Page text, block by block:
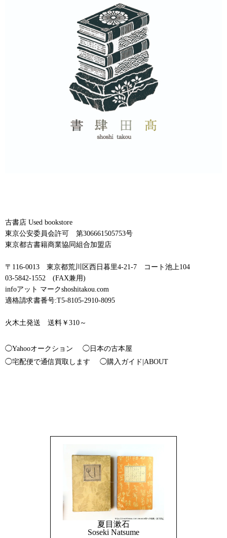
古書店 Used bookstore
東京公安委員会許可 第306661505753号
東京都古書籍商業協同組合加盟店
〒116-0013 東京都荒川区西日暮里4-21-7 コート池上104
03-5842-1552 (FAX兼用)
infoアット マークshoshitakou.com
適格請求書番号:T5-8105-2910-8095
火木土発送 送料￥310～
◯Yahooオークション
◯日本の古本屋
◯宅配便で通信買取します
◯購入ガイド|ABOUT
夏目漱石
Soseki Natsume